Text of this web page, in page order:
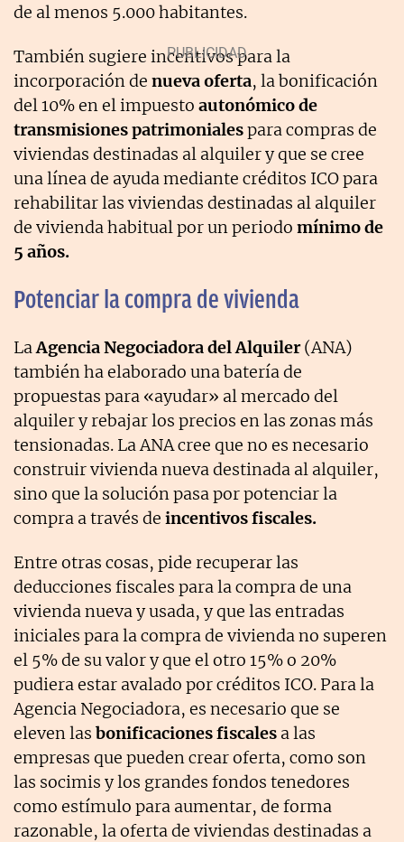
de al menos 5.000 habitantes.
También sugiere incentivos para la
incorporación de nueva oferta, la bonificación
del 10% en el impuesto autonómico de
transmisiones patrimonialespara compras de
viviendas destinadas al alquiler y que se cree
una línea de ayuda mediante créditos ICO para
rehabilitar las viviendas destinadas al alquiler
de vivienda habitual por un periodo mínimo de
5 años.
Potenciar la compra de vivienda
LaAgencia Negociadora del Alquiler(ANA)
también ha elaborado una batería de
propuestas para «ayudar» al mercado del
alquiler y rebajar los precios en las zonas más
tensionadas. La ANA cree que no es necesario
construir vivienda nueva destinada al alquiler,
sino que la solución pasa por potenciar la
compra a través de incentivos fiscales.
Entre otras cosas, pide recuperar las
deducciones fiscales para la compra de una
vivienda nueva y usada, y que las entradas
iniciales para la compra de vivienda no superen
el 5% de su valor y que el otro 15% o 20%
pudiera estar avalado por créditos ICO. Para la
Agencia Negociadora, es necesario que se
eleven las bonificaciones fiscales a las
empresas que pueden crear oferta, como son
las socimis y los grandes fondos tenedores
como estímulo para aumentar, de forma
razonable, la oferta de viviendas destinadas a